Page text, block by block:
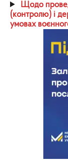
Щодо
(контролю) і
умовах